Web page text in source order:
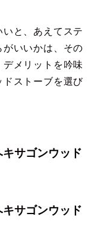
と、あえてステ
いいかは、その
メリットを吟味
ドストーブを選び
サゴンウッド
サゴンウッド